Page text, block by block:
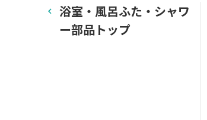
浴室・風呂ふた・シャワ
ー部品トップ